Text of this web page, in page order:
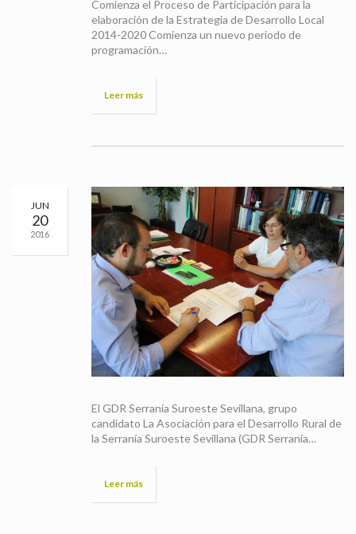
Comienza el Proceso de Participación para la
elaboración de la Estrategia de Desarrollo Local
2014-2020 Comienza un nuevo periodo de
programación…
Leer más
JUN
20
2016
El GDR Serranía Suroeste Sevillana, grupo
candidato La Asociación para el Desarrollo Rural de
la Serranía Suroeste Sevillana (GDR Serranía…
Leer más